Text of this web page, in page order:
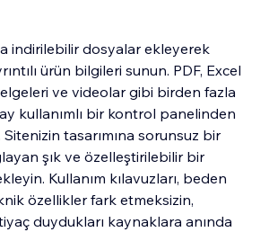
indirilebilir dosyalar ekleyerek
ürün bilgileri sunun. PDF, Excel
ve videolar gibi birden fazla
kullanımlı bir kontrol panelinden
tasarımına sorunsuz bir
şık ve özelleştirilebilir bir
Kullanım kılavuzları, beden
özellikler fark etmeksizin,
duydukları kaynaklara anında